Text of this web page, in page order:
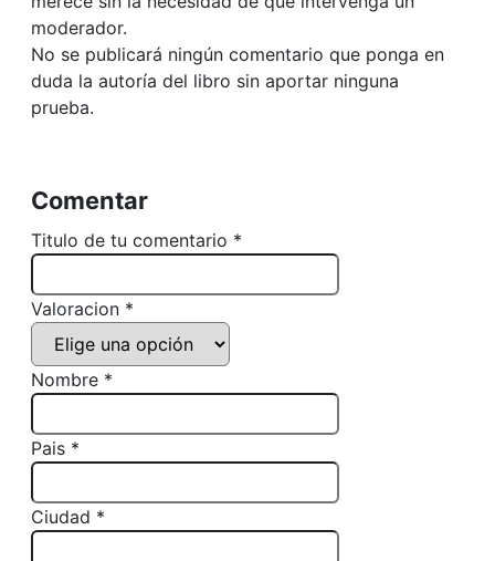
moderador.
No se publicará ningún comentario que ponga en
duda la autoría del libro sin aportar ninguna
prueba.
Comentar
Titulo de tu comentario *
Valoracion *
Nombre *
Pais *
Ciudad *